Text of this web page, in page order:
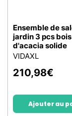
Ensemble de
jardin 3 pcs bois
d'acacia solide
VIDAXL
210,98€
Ajouter au